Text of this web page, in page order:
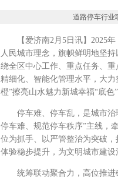
道路停车行业
【爱济南2月5日讯】2025年
人民城市理念，旗帜鲜明地坚
绕全区中心工作、重点任务、
精细化、智能化管理水平，大
橙”擦亮山水魅力新城幸福“底色
停车难、停车乱，是城市治理
停车难、规范停车秩序”主线，
位为抓手、以严管整治为突破
体验稳步提升，为文明城市建
统筹联动聚合力，高位推进